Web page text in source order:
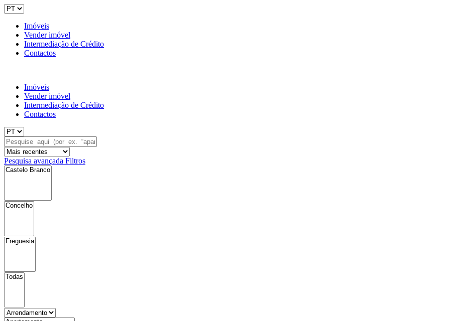
Imóveis
Vender imóvel
Intermediação de Crédito
Contactos
Imóveis
Vender imóvel
Intermediação de Crédito
Contactos
Pesquisa avançada Filtros